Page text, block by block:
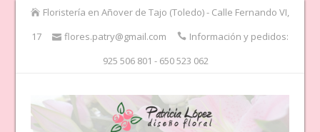
Floristería en Añover de Tajo (Toledo) - Calle Fernando VI,
17
flores.patry@gmail.com
Información y pedidos:
925 506 801 - 650 523 062